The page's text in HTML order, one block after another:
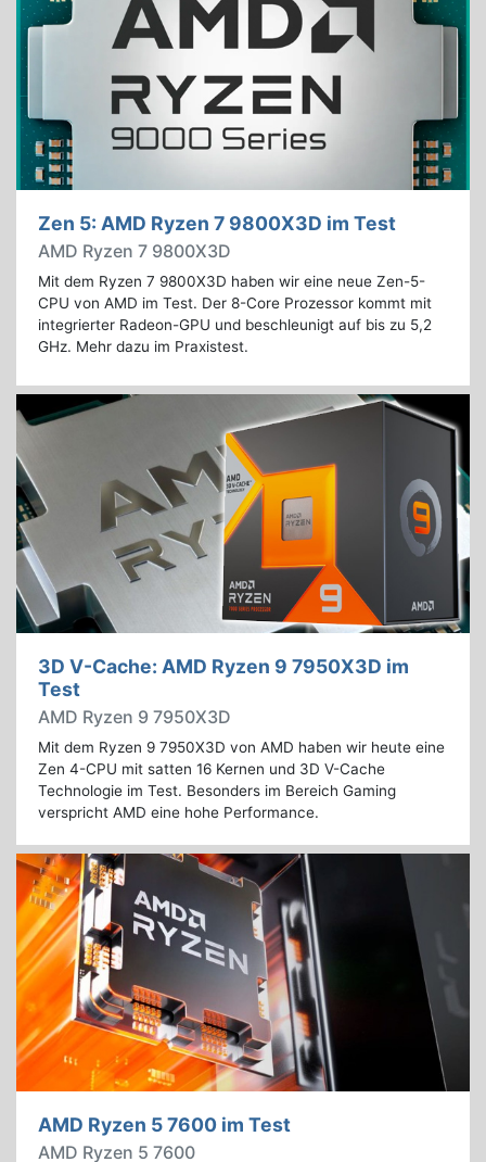
Zen 5: AMD Ryzen 7 9800X3D im Test
AMD Ryzen 7 9800X3D
Mit dem Ryzen 7 9800X3D haben wir eine neue Zen-5-
CPU von AMD im Test. Der 8-Core Prozessor kommt mit
integrierter Radeon-GPU und beschleunigt auf bis zu 5,2
GHz. Mehr dazu im Praxistest.
3D V-Cache: AMD Ryzen 9 7950X3D im
Test
AMD Ryzen 9 7950X3D
Mit dem Ryzen 9 7950X3D von AMD haben wir heute eine
Zen 4-CPU mit satten 16 Kernen und 3D V-Cache
Technologie im Test. Besonders im Bereich Gaming
verspricht AMD eine hohe Performance.
AMD Ryzen 5 7600 im Test
AMD Ryzen 5 7600